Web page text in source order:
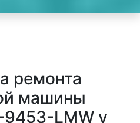
ремонта
машины
9453-LMW у